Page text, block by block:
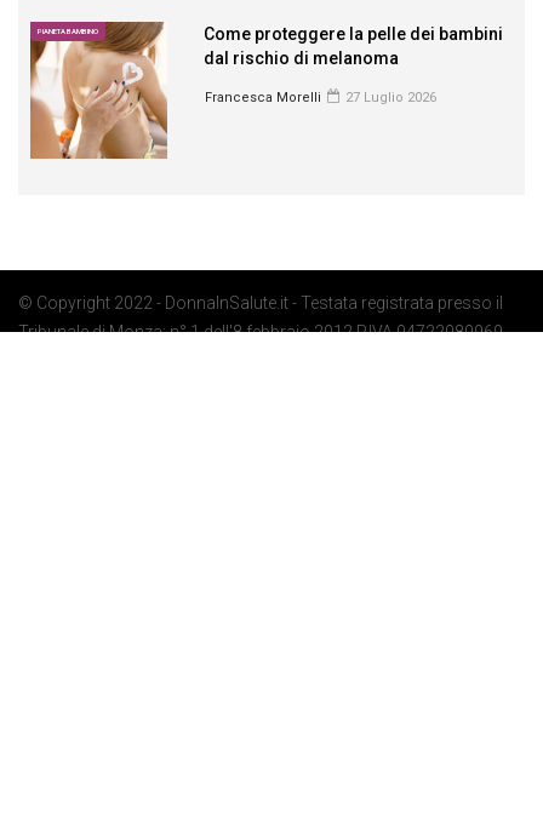
PIANETA BAMBINO
Come proteggere la pelle dei bambini
dal rischio di melanoma
Francesca Morelli 27 Luglio 2026
© Copyright 2022 - DonnaInSalute.it - Testata registrata presso il
Tribunale di Monza: n° 1 dell'8 febbraio 2012 P.IVA 04722080969 -